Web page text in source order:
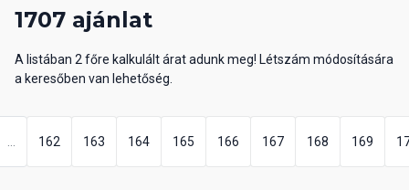
1707 ajánlat
A listában 2 főre kalkulált árat adunk meg! Létszám módosítására
a keresőben van lehetőség.
162 163 164 165 166 167 168 169